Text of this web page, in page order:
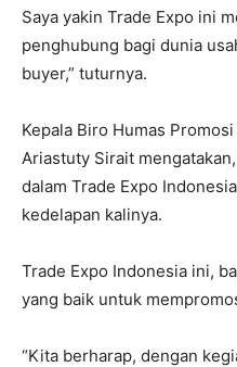
Saya yakin Trade Expo ini
penghubung bagi dunia
buyer,” tuturnya.
Kepala Biro Humas
Ariastuty Sirait
dalam Trade Expo
kedelapan kalinya.
Trade Expo Indonesia ini,
yang baik untuk
“Kita berharap, dengan